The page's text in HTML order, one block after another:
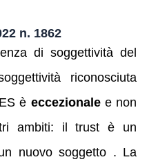
n. 1862
di soggettività del
riconosciuta
è eccezionalee non
ambiti: il trust è un
nuovo soggetto . La